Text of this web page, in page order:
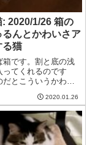
2020/1/26 箱の
るんとかわいさア
る猫
箱です。割と底の浅
ってくれるのです
とこういうかわい
がかわいいことをわ
猫猫む、なかなかい
わね。たまには人間
いの可愛さを知らし
ば。猫き...
2020.01.26